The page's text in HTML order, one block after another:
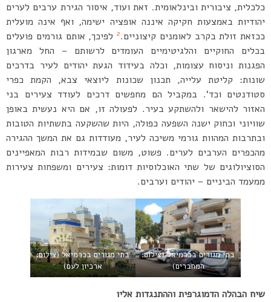
כלכלית, ציבורית ובינלאומית. זאת ועוד, איסור הגירת ערבים לערים
יהודיות באמצעות חקיקה איננה אופציה ישימה, ואף אינה מועלית
ככזאת זולת בקרב לאומנים קיצוניים.2 לפיכך, אותם גורמים פועלים
בכלים החוקיים והלגיטימיים העומדים לרשותם – החל מארגון
הפגנות וניסוח עצומות, וכלה בעידוד הגעת יהודים לעיר בדרכים
שונות: קליטת עלייה, תכנון שכונות ליוצאי צבא, הקמת כפרי
סטודנטים וכד’. במקביל הם מחפשים דרכים לעודד צעירים בני
האזור להישאר ולהשתקע בעיר. לפעולה זו, אם היא נעשית באופן
שוויוני וכחוק ישנה השפעה כפולה, היות שהשקעה בתשתיות הטובות
ובתרבות המהוות גורמי משיכה לעיר, מעודדות גם את המשך ההגירה
מהכפרים הערבים לערים. פשוט, משום שבמידות רבות המאפיינים
הסוציולוגים של שתי האוכלוסיות דומות: צעירים ומשפחות צעירות
ממעמד הביניים – יהודים וערבים.
בתי מגורים בכרמיאל (צילום:
המחברים)
בתי מגורים בכרמיאל (צילום:
ארכיון לעם)
שיח הבהלה הדמוגרפית וההתנגדות אליו